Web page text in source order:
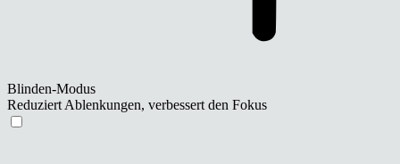
Blinden-Modus
Reduziert Ablenkungen, verbessert den Fokus